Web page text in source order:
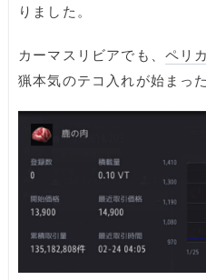
りました。
カーマスリビアでも、 ペリカ
猟本気のテコ入れが始まっ